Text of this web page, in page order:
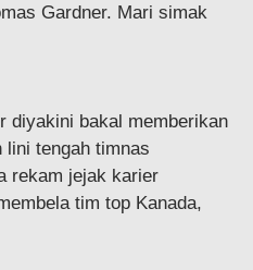
Gardner. Mari simak
diyakini bakal memberikan
lini tengah timnas
rekam jejak karier
tim top Kanada,